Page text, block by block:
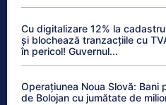
Cu digitalizare 12% la
și blochează tranzacțiile cu
în pericol! Guvernul...
Operațiunea Noua Slovă: Bani
de Bolojan cu jumătate de